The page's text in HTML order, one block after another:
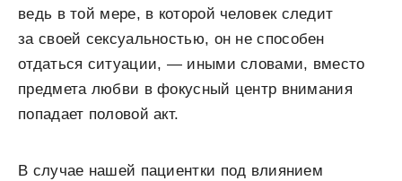
ведь в той мере, в которой человек следит
за своей сексуальностью, он не способен
отдаться ситуации, — иными словами, вместо
предмета любви в фокусный центр внимания
попадает половой акт.
В случае нашей пациентки под влиянием